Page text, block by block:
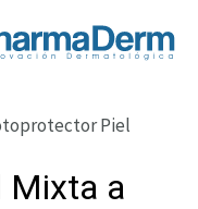
Piel
Mixta a